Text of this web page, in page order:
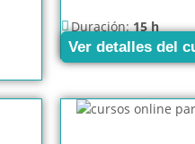
Duración:15 h
Ver detalles del